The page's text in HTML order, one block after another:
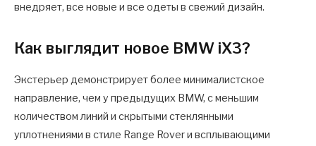
внедряет, все новые и все одеты в свежий дизайн.
Как выглядит новое BMW iX3?
Экстерьер демонстрирует более минималистское
направление, чем у предыдущих BMW, с меньшим
количеством линий и скрытыми стеклянными
уплотнениями в стиле Range Rover и всплывающими